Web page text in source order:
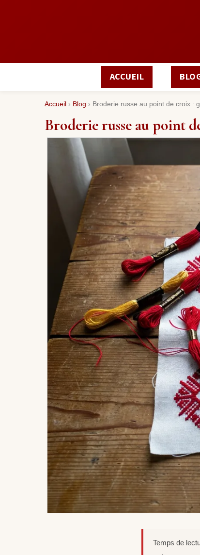
ACCUEIL
Accueil › Blog › Broderie russe au point de croix :
Broderie russe au point
Temps de